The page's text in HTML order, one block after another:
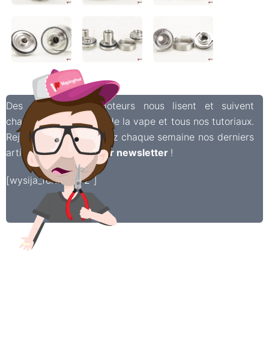
Des milliers de vapoteurs nous lisent et suivent
chaque jour l’actualité de la vape et tous nos tutoriaux.
Rejoignez-les et recevez chaque semaine nos derniers
articles dans unesuper newsletter !
[wysija_form id=”2″]